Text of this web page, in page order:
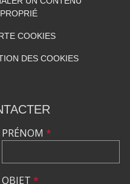
COOKIES
DES COOKIES
PRÉNOM *
OBJET *